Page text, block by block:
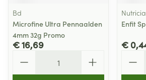
Bd
Microfine Ultra Pennaalden
4mm 32g Promo
€ 16,69
Nutricia
Enfit
€